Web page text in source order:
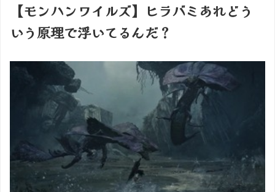
【モンハンワイルズ】ヒラバミあれどう
いう原理で浮いてるんだ？